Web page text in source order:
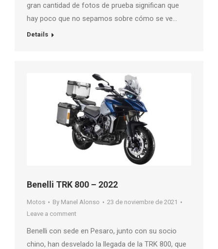
gran cantidad de fotos de prueba significan que
hay poco que no sepamos sobre cómo se ve…
Details
Benelli TRK 800 – 2022
Motos By Manel Alonso
23 de noviembre de 2021
Leave a comment
Benelli con sede en Pesaro, junto con su socio
chino, han desvelado la llegada de la TRK 800, que